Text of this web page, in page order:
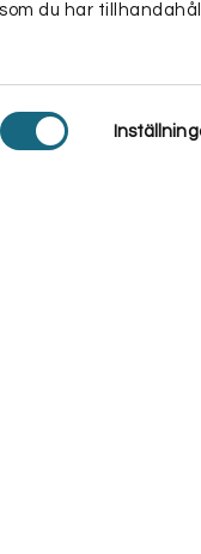
du har
bästa upplevelsen